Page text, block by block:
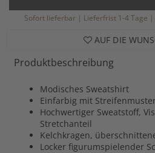
Sofort lieferbar | Lieferfrist 1-4 Tage |
AUF DIE
Produktbeschreibung
Modisches Sweatshirt
Einfarbig mit
Hochwertiger Sweatstoff,
Stretchanteil
Kelchkragen,
Locker figurumspielender